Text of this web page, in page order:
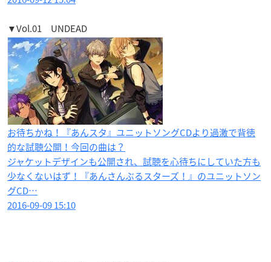
▼Vol.01 UNDEAD
お待ちかね！『あんスタ』ユニットソングCDより過激で背徳
的な試聴公開！今回の曲は？
ジャケットデザインも公開され、試聴を心待ちにしていた方も
少なくないはず！『あんさんぶるスターズ！』のユニットソン
グCD…
2016-09-09 15:10